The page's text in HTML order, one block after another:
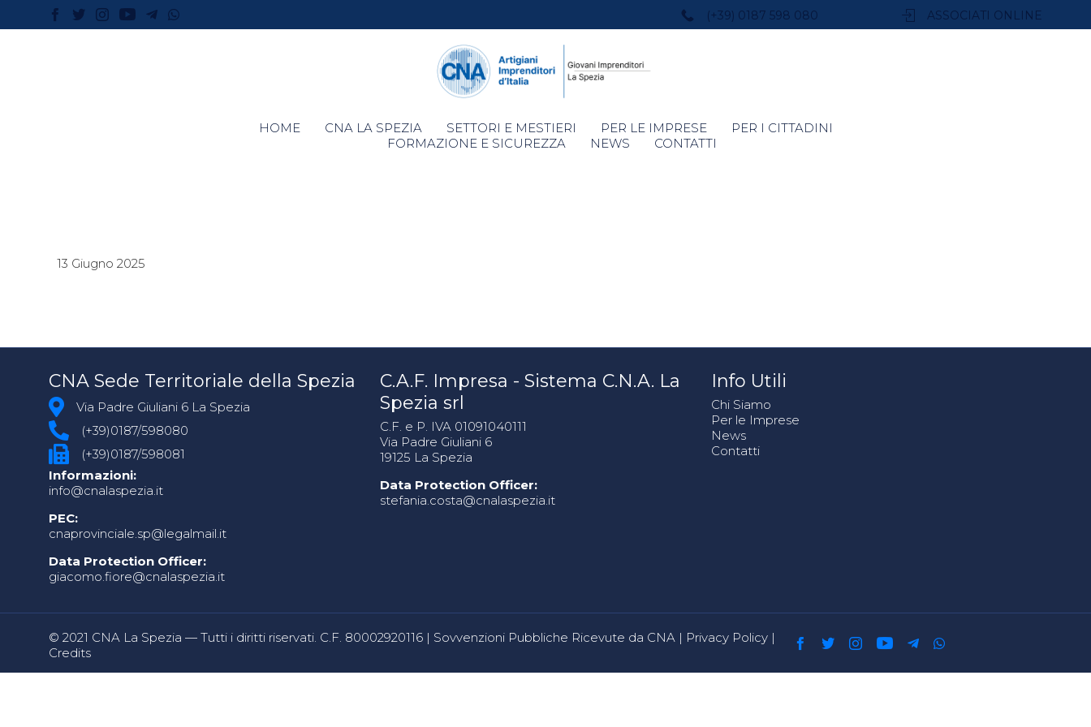
(+39) 0187 598 080 ASSOCIATI ONLINE
Skip
to
HOME CNA LA SPEZIA SETTORI E MESTIERI PER LE IMPRESE
PER I CITTADINI
FORMAZIONE E SICUREZZA
NEWS CONTATTI
13 Giugno 2025
CNA Sede Territoriale della Spezia
Via Padre Giuliani 6 La Spezia
(+39)0187/598080
(+39)0187/598081
Informazioni:
info@cnalaspezia.it
PEC:
cnaprovinciale.sp@legalmail.it
Data Protection Officer:
giacomo.fiore@cnalaspezia.it
C.A.F. Impresa - Sistema C.N.A. La
Spezia srl
C.F. e P. IVA 01091040111
Via Padre Giuliani 6
19125 La Spezia
Data Protection Officer:
stefania.costa@cnalaspezia.it
Info Utili
Chi Siamo
Per le Imprese
News
Contatti
© 2021 CNA La Spezia — Tutti i diritti riservati. C.F. 80002920116 | Sovvenzioni Pubbliche Ricevute da CNA | Privacy Policy |
Credits